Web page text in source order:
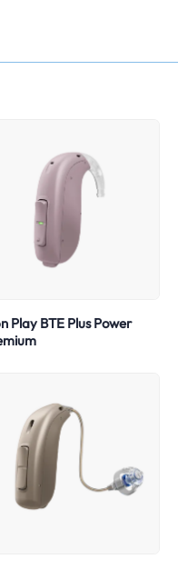
Play BTE Plus Power